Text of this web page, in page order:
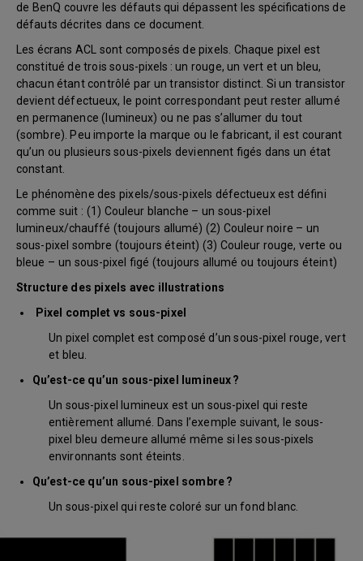
de BenQ couvre les défauts qui dépassent les spécifications de
défauts décrites dans ce document.
Les écrans ACL sont composés de pixels. Chaque pixel est
constitué de trois sous-pixels : un rouge, un vert et un bleu,
chacun étant contrôlé par un transistor distinct. Si un transistor
devient défectueux, le point correspondant peut rester allumé
en permanence (lumineux) ou ne pas s’allumer du tout
(sombre). Peu importe la marque ou le fabricant, il est courant
qu’un ou plusieurs sous-pixels deviennent figés dans un état
constant.
Le phénomène des pixels/sous-pixels défectueux est défini
comme suit : (1) Couleur blanche – un sous-pixel
lumineux/chauffé (toujours allumé) (2) Couleur noire – un
sous-pixel sombre (toujours éteint) (3) Couleur rouge, verte ou
bleue – un sous-pixel figé (toujours allumé ou toujours éteint)
Structure des pixels avec illustrations
Pixel complet vs sous-pixel
Un pixel complet est composé d’un sous-pixel rouge, vert
et bleu.
Qu’est-ce qu’un sous-pixel lumineux ?
Un sous-pixel lumineux est un sous-pixel qui reste
entièrement allumé. Dans l’exemple suivant, le sous-
pixel bleu demeure allumé même si les sous-pixels
environnants sont éteints.
Qu’est-ce qu’un sous-pixel sombre ?
Un sous-pixel qui reste coloré sur un fond blanc.